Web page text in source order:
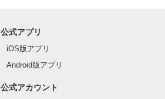
公式アプリ
iOS版アプリ
Android版アプリ
公式アカウント